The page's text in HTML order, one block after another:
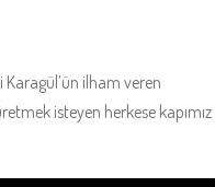
Karagül’ün ilham veren
isteyen herkese kapımız